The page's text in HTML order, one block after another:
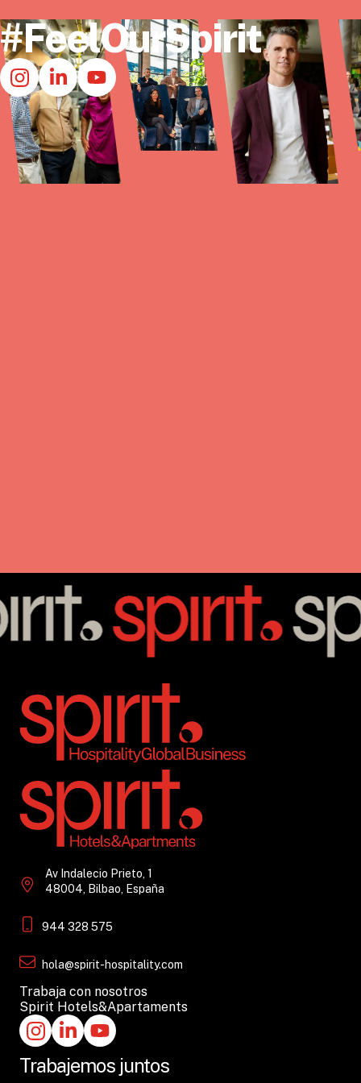
#FeelOurSpirit
Av Indalecio Prieto, 1
48004, Bilbao, España
944 328 575
hola@spirit-hospitality.com
Trabaja con nosotros
Spirit Hotels&Apartaments
Trabajemos juntos